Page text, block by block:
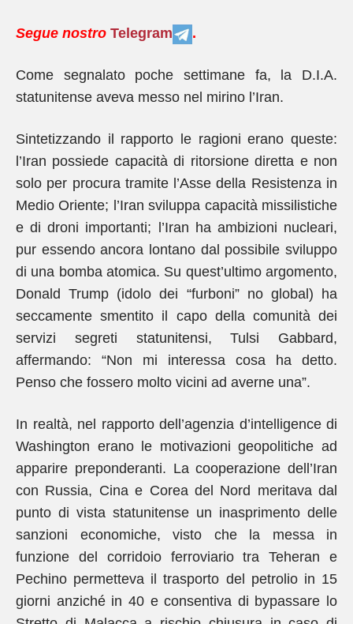
Segue nostro Telegram .
Come segnalato poche settimane fa, la D.I.A.
statunitense aveva messo nel mirino l’Iran.
Sintetizzando il rapporto le ragioni erano queste:
l’Iran possiede capacità di ritorsione diretta e non
solo per procura tramite l’Asse della Resistenza in
Medio Oriente; l’Iran sviluppa capacità missilistiche
e di droni importanti; l’Iran ha ambizioni nucleari,
pur essendo ancora lontano dal possibile sviluppo
di una bomba atomica. Su quest’ultimo argomento,
Donald Trump (idolo dei “furboni” no global) ha
seccamente smentito il capo della comunità dei
servizi segreti statunitensi, Tulsi Gabbard,
affermando: “Non mi interessa cosa ha detto.
Penso che fossero molto vicini ad averne una”.
In realtà, nel rapporto dell’agenzia d’intelligence di
Washington erano le motivazioni geopolitiche ad
apparire preponderanti. La cooperazione dell’Iran
con Russia, Cina e Corea del Nord meritava dal
punto di vista statunitense un inasprimento delle
sanzioni economiche, visto che la messa in
funzione del corridoio ferroviario tra Teheran e
Pechino permetteva il trasporto del petrolio in 15
giorni anziché in 40 e consentiva di bypassare lo